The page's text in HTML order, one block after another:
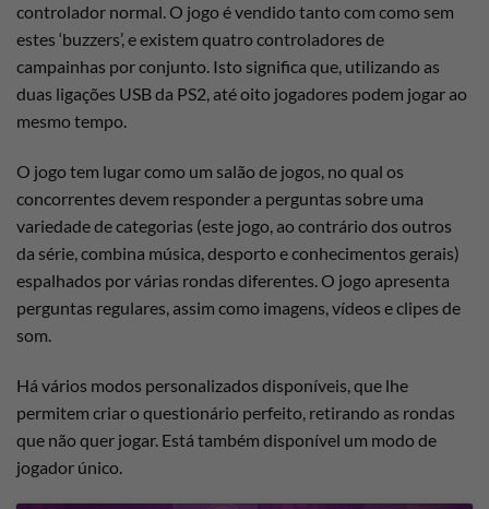
controlador normal. O jogo é vendido tanto com como sem
estes ‘buzzers’, e existem quatro controladores de
campainhas por conjunto. Isto significa que, utilizando as
duas ligações USB da PS2, até oito jogadores podem jogar ao
mesmo tempo.
O jogo tem lugar como um salão de jogos, no qual os
concorrentes devem responder a perguntas sobre uma
variedade de categorias (este jogo, ao contrário dos outros
da série, combina música, desporto e conhecimentos gerais)
espalhados por várias rondas diferentes. O jogo apresenta
perguntas regulares, assim como imagens, vídeos e clipes de
som.
Há vários modos personalizados disponíveis, que lhe
permitem criar o questionário perfeito, retirando as rondas
que não quer jogar. Está também disponível um modo de
jogador único.